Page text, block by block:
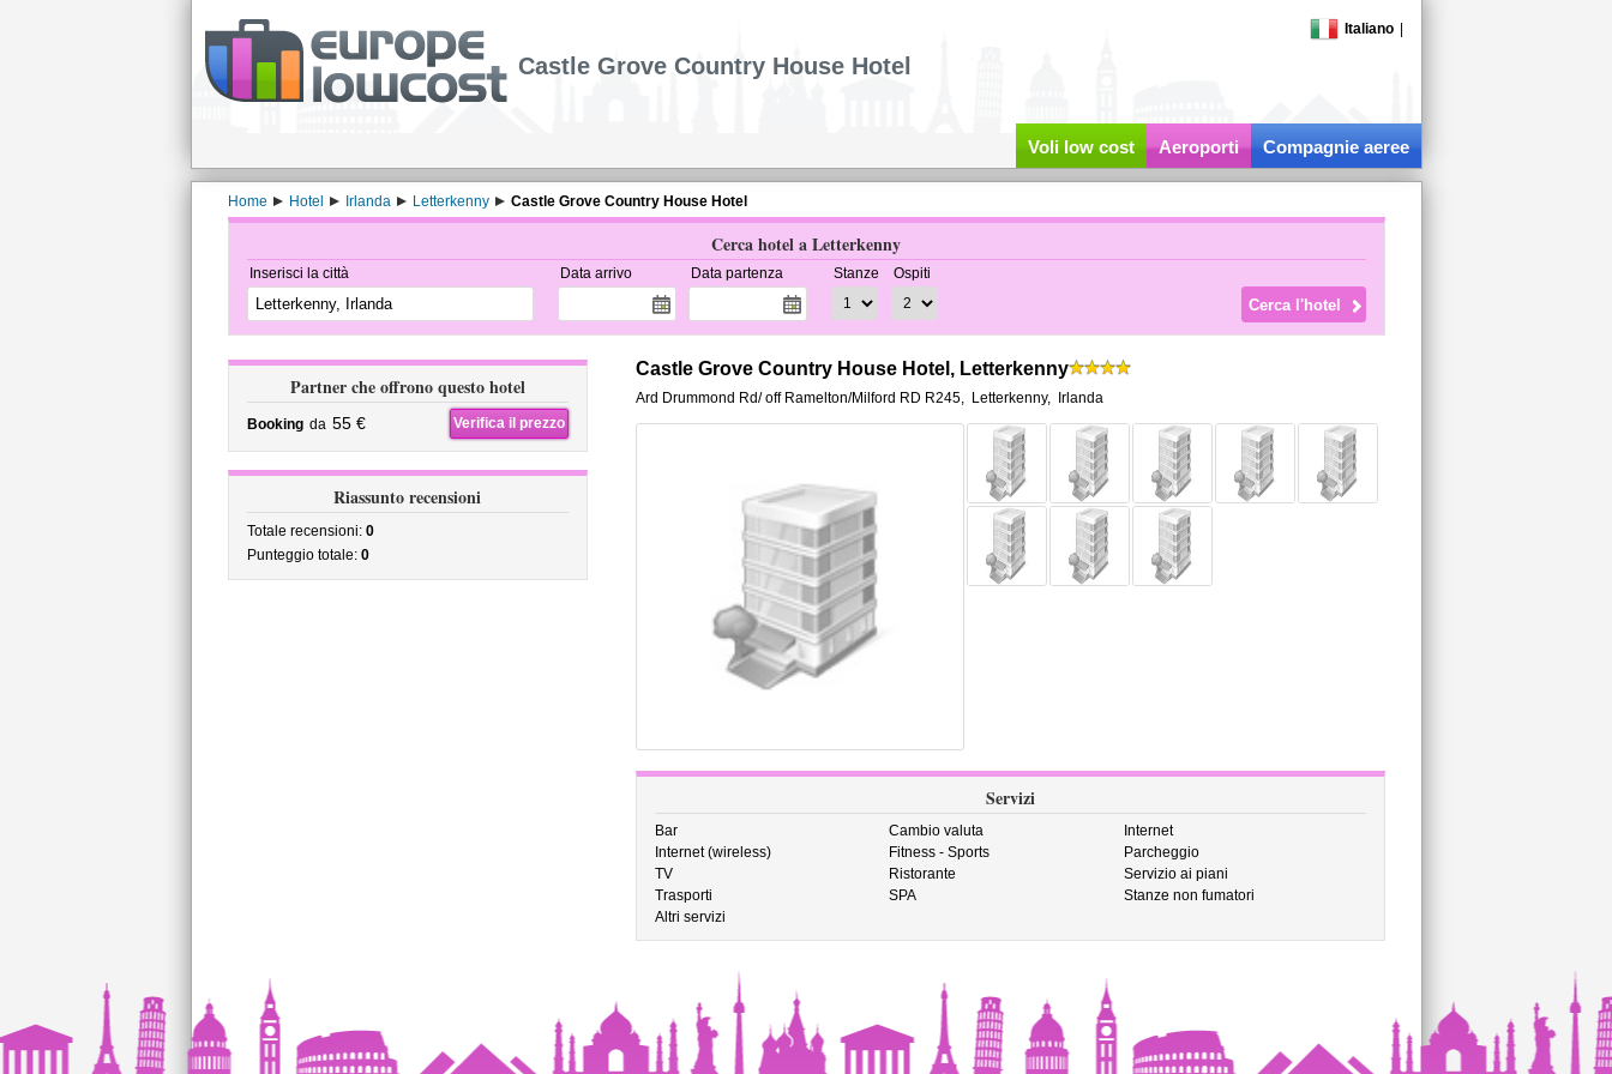
Italiano
Castle Grove Country House Hotel
Voli low cost Aeroporti Compagnie aeree
Home Hotel Irlanda Letterkenny Castle Grove Country House Hotel
Cerca hotel a Letterkenny
Inserisci la città Data arrivo Data partenza Stanze Ospiti
Partner che offrono questo hotel
Booking da 55 € Verifica il prezzo
Riassunto recensioni
Totale recensioni: 0
Punteggio totale: 0
Castle Grove Country House Hotel, Letterkenny
Ard Drummond Rd/ off Ramelton/Milford RD R245, Letterkenny, Irlanda
Servizi
Bar Cambio valuta
Internet
Internet (wireless)
Fitness - Sports
Parcheggio
TV
Ristorante
Servizio ai piani
Trasporti
SPA
Stanze non fumatori
Altri servizi